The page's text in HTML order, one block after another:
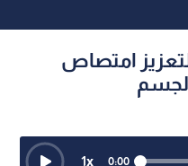
امتصاص
0:00
1x